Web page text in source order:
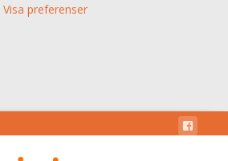
Visa preferenser